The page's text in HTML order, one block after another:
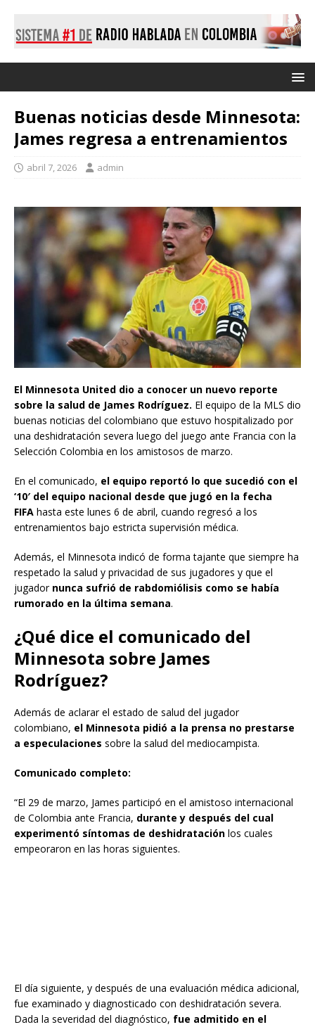
Buenas noticias desde Minnesota:
James regresa a entrenamientos
abril 7, 2026 admin
El Minnesota United dio a conocer un nuevo reporte
sobre la salud de James Rodríguez. El equipo de la MLS dio
buenas noticias del colombiano que estuvo hospitalizado por
una deshidratación severa luego del juego ante Francia con la
Selección Colombia en los amistosos de marzo.
En el comunicado, el equipo reportó lo que sucedió con el
‘10′ del equipo nacional desde que jugó en la fecha
FIFA hasta este lunes 6 de abril, cuando regresó a los
entrenamientos bajo estricta supervisión médica.
Además, el Minnesota indicó de forma tajante que siempre ha
respetado la salud y privacidad de sus jugadores y que el
jugador nunca sufrió de rabdomiólisis como se había
rumorado en la última semana.
¿Qué dice el comunicado del
Minnesota sobre James
Rodríguez?
Además de aclarar el estado de salud del jugador
colombiano, el Minnesota pidió a la prensa no prestarse
a especulaciones sobre la salud del mediocampista.
Comunicado completo:
“El 29 de marzo, James participó en el amistoso internacional
de Colombia ante Francia, durante y después del cual
experimentó síntomas de deshidratación los cuales
empeoraron en las horas siguientes.
El día siguiente, y después de una evaluación médica adicional,
fue examinado y diagnosticado con deshidratación severa.
Dada la severidad del diagnóstico, fue admitido en el